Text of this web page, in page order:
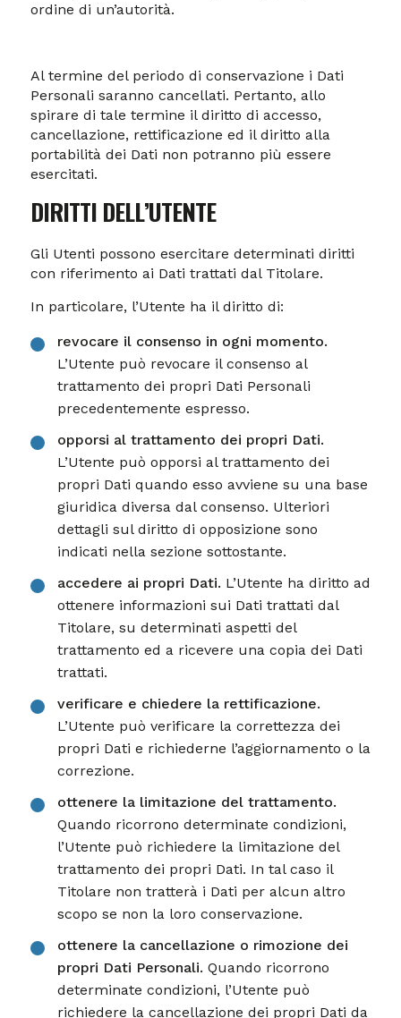
ordine di un’autorità.
Al termine del periodo di conservazione i Dati
Personali saranno cancellati. Pertanto, allo
spirare di tale termine il diritto di accesso,
cancellazione, rettificazione ed il diritto alla
portabilità dei Dati non potranno più essere
esercitati.
DIRITTI DELL’UTENTE
Gli Utenti possono esercitare determinati diritti
con riferimento ai Dati trattati dal Titolare.
In particolare, l’Utente ha il diritto di:
revocare il consenso in ogni momento.
L’Utente può revocare il consenso al
trattamento dei propri Dati Personali
precedentemente espresso.
opporsi al trattamento dei propri Dati.
L’Utente può opporsi al trattamento dei
propri Dati quando esso avviene su una base
giuridica diversa dal consenso. Ulteriori
dettagli sul diritto di opposizione sono
indicati nella sezione sottostante.
accedere ai propri Dati. L’Utente ha diritto ad
ottenere informazioni sui Dati trattati dal
Titolare, su determinati aspetti del
trattamento ed a ricevere una copia dei Dati
trattati.
verificare e chiedere la rettificazione.
L’Utente può verificare la correttezza dei
propri Dati e richiederne l’aggiornamento o la
correzione.
ottenere la limitazione del trattamento.
Quando ricorrono determinate condizioni,
l’Utente può richiedere la limitazione del
trattamento dei propri Dati. In tal caso il
Titolare non tratterà i Dati per alcun altro
scopo se non la loro conservazione.
ottenere la cancellazione o rimozione dei
propri Dati Personali. Quando ricorrono
determinate condizioni, l’Utente può
richiedere la cancellazione dei propri Dati da